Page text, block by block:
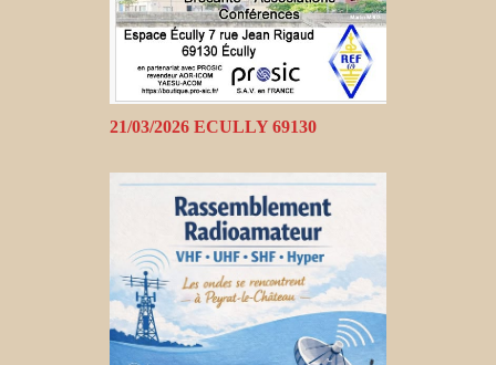
21/03/2026 ECULLY 69130